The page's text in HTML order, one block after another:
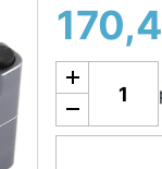
Añadir a la